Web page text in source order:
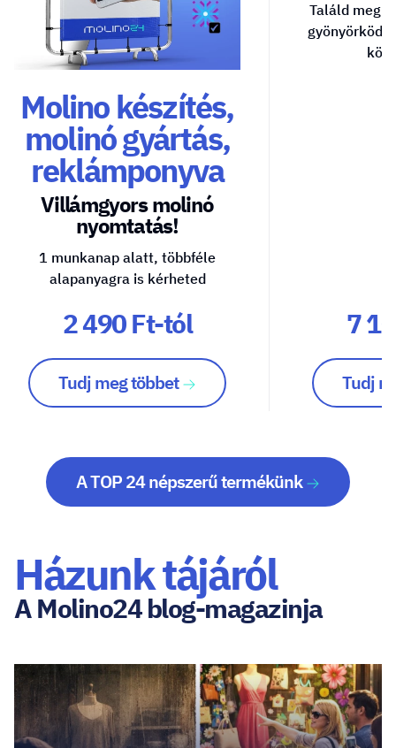
Molino készítés,
molinó gyártás,
reklámponyva
Villámgyors molinó
nyomtatás!
1 munkanap alatt, többféle
alapanyagra is kérheted
2 490 Ft-tól
Tudj meg többet
Találd meg
7
Tudj
A TOP 24 népszerű termékünk
Házunk tájáról
A Molino24 blog-magazinja